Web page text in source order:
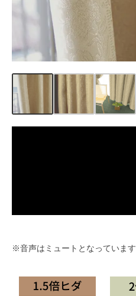
※音声はミュートとなっています